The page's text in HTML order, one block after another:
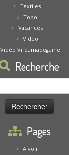
Textiles
Topo
Vacances
Vidéo
Vidéo Virpamadegaine
Recherche
Pages
A voir